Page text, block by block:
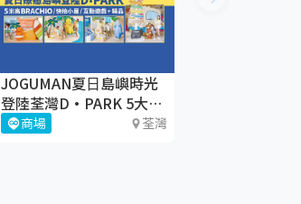
JOGUMAN夏⽇島嶼時光
登陸荃灣D·PARK 5大療
癒體驗區+期間限定店
商場 荃灣